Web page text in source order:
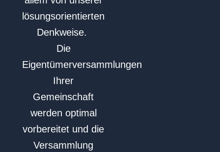
lösungsorientierten
Denkweise.
Die
Eigentümerversammlungen
Ihrer
Gemeinschaft
werden optimal
vorbereitet und die
Versammlung